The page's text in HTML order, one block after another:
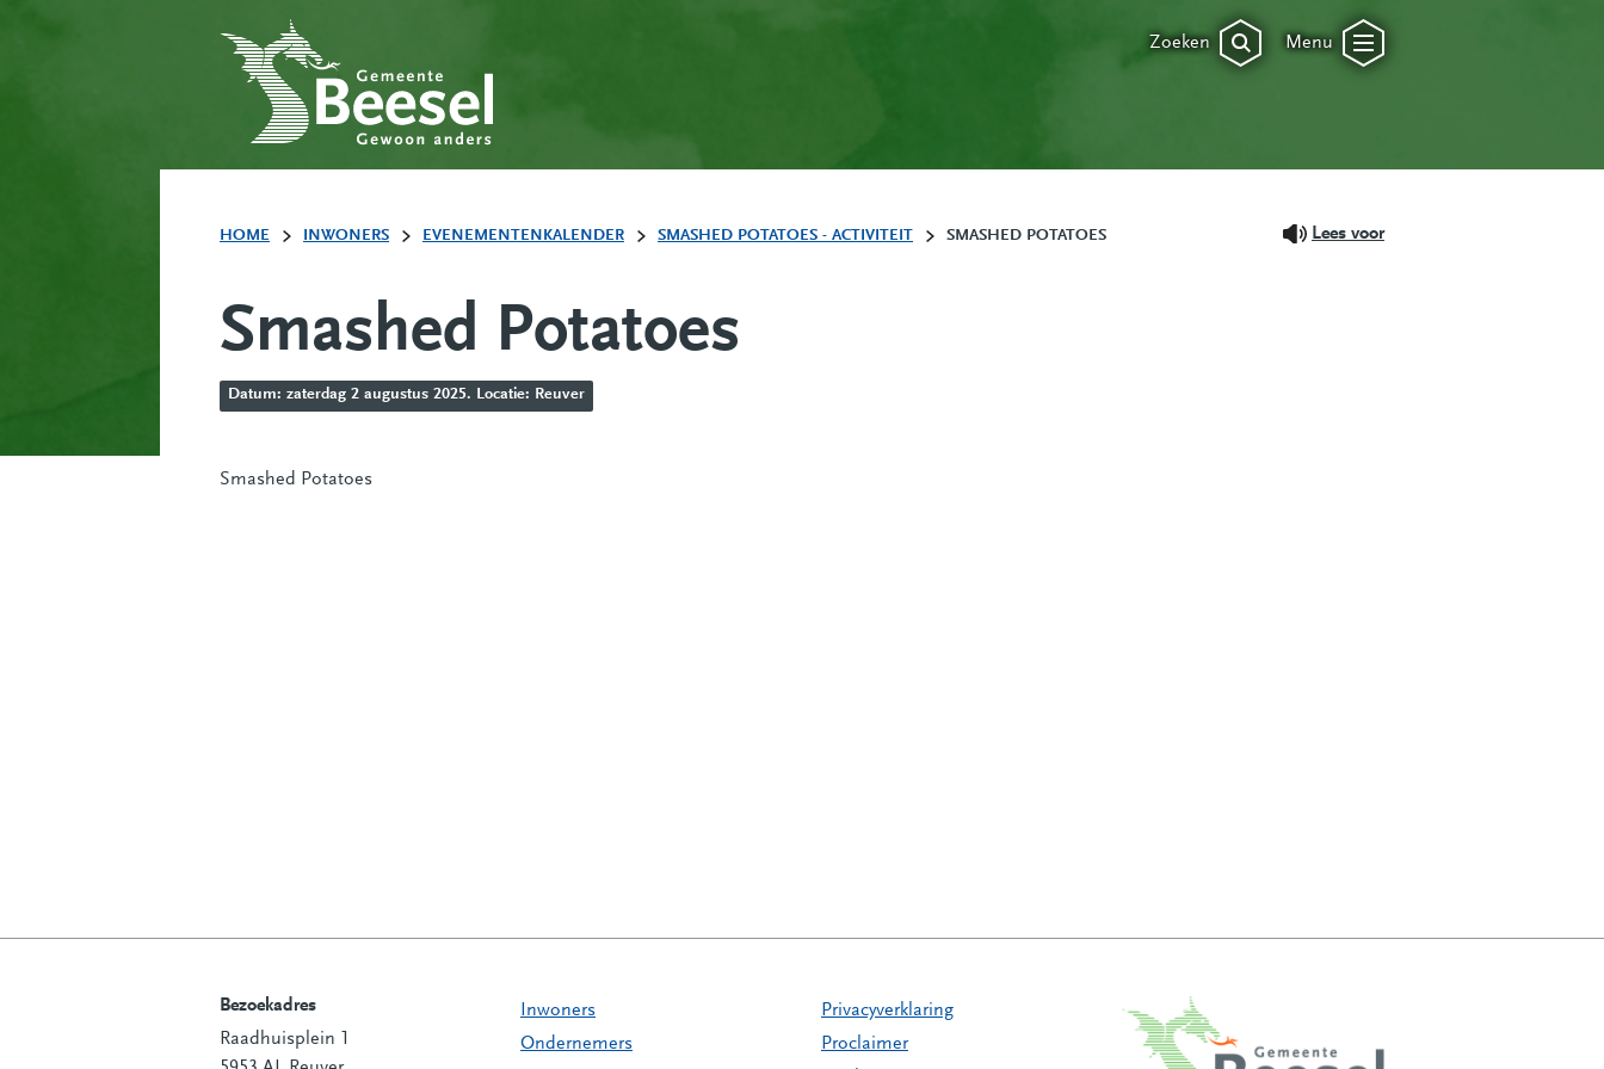
Zoeken Menu
HOME INWONERS EVENEMENTENKALENDER SMASHED POTATOES - ACTIVITEIT SMASHED POTATOES Lees voor
Smashed Potatoes
Datum: zaterdag 2 augustus 2025. Locatie: Reuver
Smashed Potatoes
Contactinformatie
Bezoekadres
Raadhuisplein 1
Inwoners
Ondernemers
Privacyverklaring
Proclaimer